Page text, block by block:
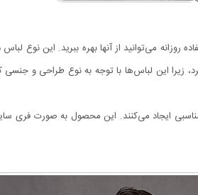
می‌توانید از آنها بهره ببرید. این نوع
زیرا این لباس‌ها با توجه به نوع طراحی و
ایجاد می‌کنند. این محصول به صورت فری